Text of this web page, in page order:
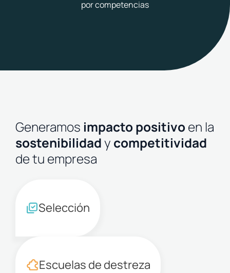
por competencias
Generamos impacto positivo en la
sostenibilidady competitividad
de tu empresa
Selección
Escuelas de destreza